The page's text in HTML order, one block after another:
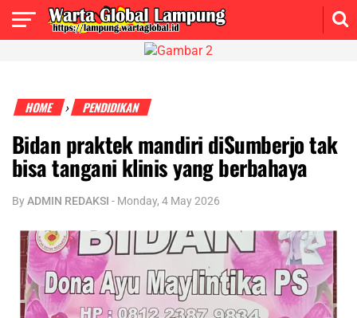
HOME › PENDIDIKAN
Bidan praktek mandiri diSumberjo tak
bisa tangani klinis yang berbahaya
ByADMIN REDAKSI - Monday, 4 May 2026